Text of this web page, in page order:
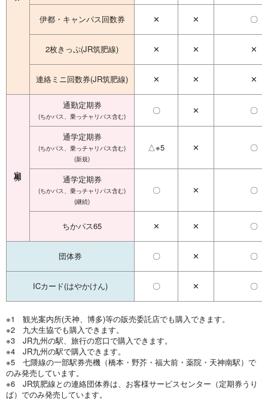
伊都・キャンパス回数券 ✕ ✕ 〇
2枚きっぷ(JR筑肥線) ✕ ✕ ✕
連絡ミニ回数券(JR筑肥線) ✕ ✕ ✕
通勤定期券
(ちかパス、乗っチャリパス含む)
〇 ✕ 〇
通学定期券
(ちかパス、乗っチャリパス含む)
(新規)
△※5 ✕ 〇
通学定期券
(ちかパス、乗っチャリパス含む)
(継続)
〇 ✕ 〇
ちかパス65 ✕ ✕ 〇
団体券 〇 ✕ 〇
ICカード(はやかけん) 〇 ✕ 〇
※1 観光案内所(天神、博多)等の販売委託店でも購入できます。
※2 九大生協でも購入できます。
※3 JR九州の駅、旅行の窓口で購入できます。
※4 JR九州の駅で購入できます。
※5 七隈線の一部駅券売機（橋本・野芥・福大前・薬院・天神南駅）で
のみ発売しています。
※6 JR筑肥線との連絡団体券は、お客様サービスセンター（定期券うり
ば）でのみ発売しています。